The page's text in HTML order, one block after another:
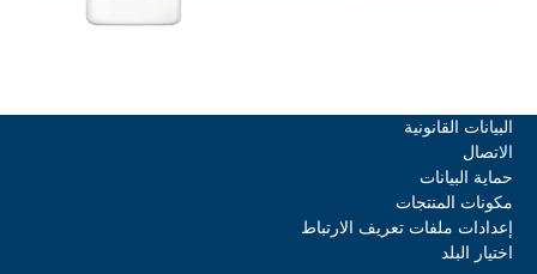
القانونية
البيانات
المنتجات
ملفات تعريف الارتباط
البلد